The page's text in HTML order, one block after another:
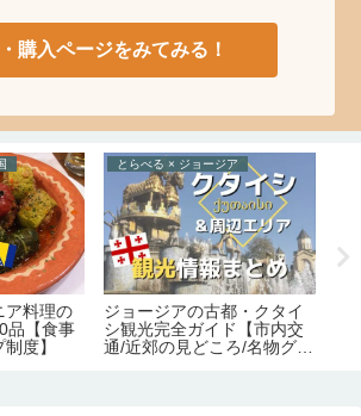
購入ページをみてみる！
ア料理の
品【食事
度】
とらべる × ジョージア
ジョージアの古都・クタイ
シ観光完全ガイド【市内交
通/近郊の見どころ/名物グル